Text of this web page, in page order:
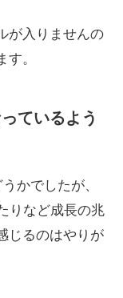
が入りませんの
。
ているよう
かでしたが、
りなど成長の兆
じるのはやりが